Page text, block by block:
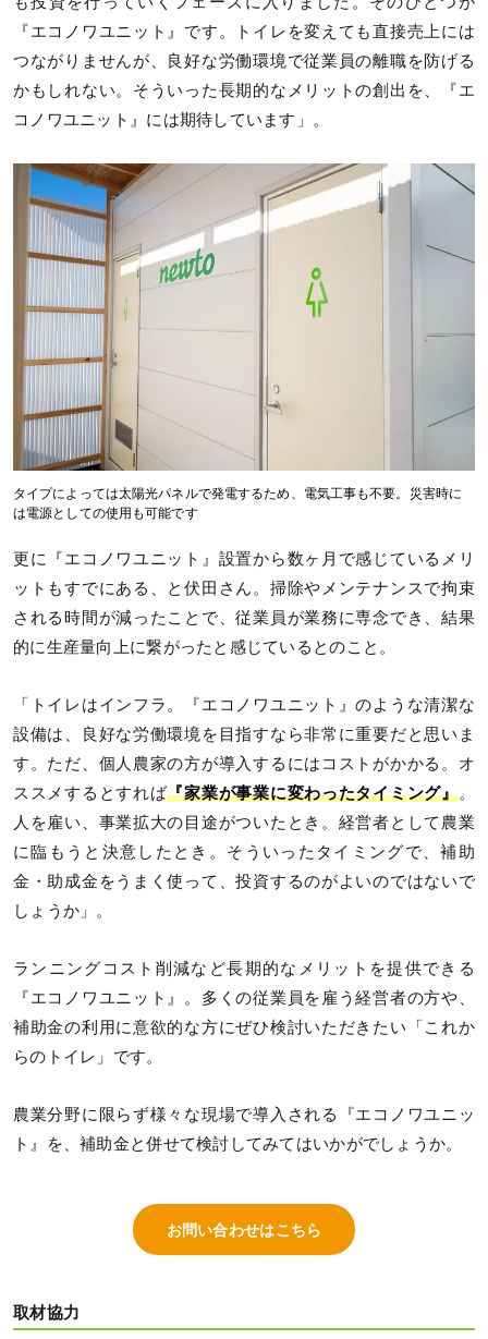
『エコノワユニット』です。トイレを変えても直接売上には
つながりませんが、良好な労働環境で従業員の離職を防げる
かもしれない。そういった長期的なメリットの創出を、『エ
コノワユニット』には期待しています」。
タイプによっては太陽光パネルで発電するため、電気工事も不要。災害時に
は電源としての使用も可能です
更に『エコノワユニット』設置から数ヶ月で感じているメリ
ットもすでにある、と伏田さん。掃除やメンテナンスで拘束
される時間が減ったことで、従業員が業務に専念でき、結果
的に生産量向上に繋がったと感じているとのこと。
「トイレはインフラ。『エコノワユニット』のような清潔な
設備は、良好な労働環境を目指すなら非常に重要だと思いま
す。ただ、個人農家の方が導入するにはコストがかかる。オ
ススメするとすれば『家業が事業に変わったタイミング』。
人を雇い、事業拡大の目途がついたとき。経営者として農業
に臨もうと決意したとき。そういったタイミングで、補助
金・助成金をうまく使って、投資するのがよいのではないで
しょうか」。
ランニングコスト削減など長期的なメリットを提供できる
『エコノワユニット』。多くの従業員を雇う経営者の方や、
補助金の利用に意欲的な方にぜひ検討いただきたい「これか
らのトイレ」です。
農業分野に限らず様々な現場で導入される『エコノワユニッ
ト』を、補助金と併せて検討してみてはいかがでしょうか。
お問い合わせはこちら
取材協力